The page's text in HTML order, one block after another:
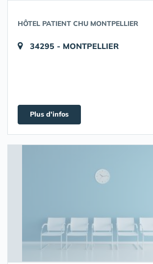
HÔTEL PATIENT CHU MONTPELLIER
34295 - MONTPELLIER
Plus d'infos